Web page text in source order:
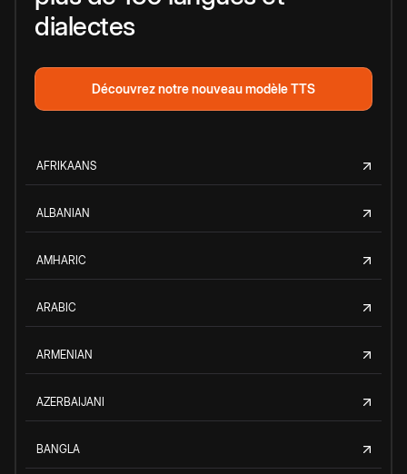
dialectes
Découvrez notre nouveau modèle TTS
AFRIKAANS
ALBANIAN
AMHARIC
ARABIC
ARMENIAN
AZERBAIJANI
BANGLA